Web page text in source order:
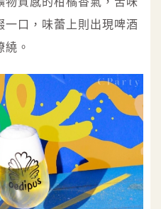
一口，味蕾上則出現啤酒
。